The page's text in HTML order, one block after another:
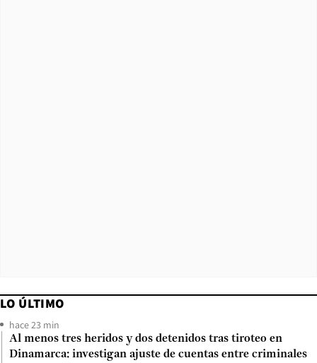
LO ÚLTIMO
hace 23 min
Al menos tres heridos y dos detenidos tras tiroteo en
Dinamarca: investigan ajuste de cuentas entre criminales